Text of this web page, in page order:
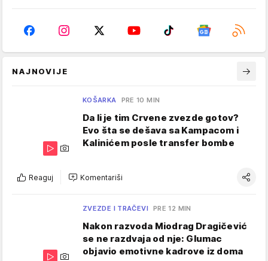
NAJNOVIJE
KOŠARKA PRE 10 MIN
Da li je tim Crvene zvezde gotov?
Evo šta se dešava sa Kampacom i
Kalinićem posle transfer bombe
Reaguj Komentariši
ZVEZDE I TRAČEVI PRE 12 MIN
Nakon razvoda Miodrag Dragičević
se ne razdvaja od nje: Glumac
objavio emotivne kadrove iz doma